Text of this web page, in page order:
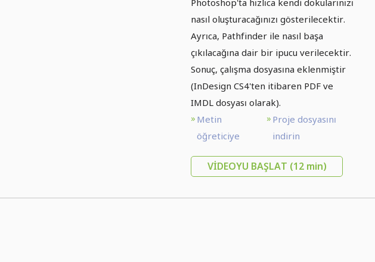
Photoshop'ta hızlıca kendi dokularınızı
nasıl oluşturacağınızı gösterilecektir.
Ayrıca, Pathfinder ile nasıl başa
çıkılacağına dair bir ipucu verilecektir.
Sonuç, çalışma dosyasına eklenmiştir
(InDesign CS4'ten itibaren PDF ve
IMDL dosyası olarak).
Metin
öğreticiye
Proje dosyasını
indirin
VIDEOYU BAŞLAT (12 min)